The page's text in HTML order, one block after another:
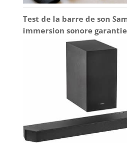
Test de la barre de son
immersion sonore garantie